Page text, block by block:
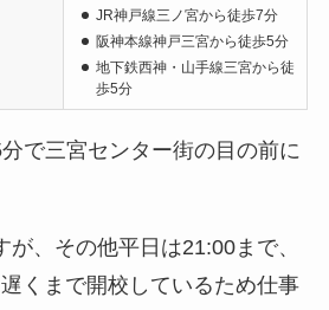
JR神戸線三ノ宮から徒歩7分
阪神本線神戸三宮から徒歩5分
地下鉄西神・山手線三宮から徒
歩5分
で三宮センター街の目の前に
が、その他平日は21:00まで、
くまで開校しているため仕事